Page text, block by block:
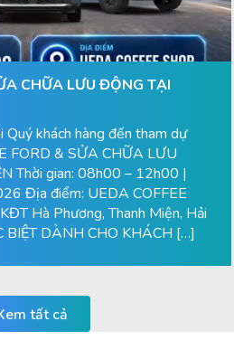
CHỮA LƯU ĐỘNG TẠI
khách hàng đến tham dự
FORD & SỬA CHỮA LƯU
Thời gian: 08h00 – 12h00 |
Địa điểm: UEDA COFFEE
Hà Phương, Thanh Miện, Hải
BIỆT DÀNH CHO KHÁCH […]
tất cả